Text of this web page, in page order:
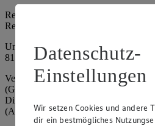
Registergericht: Amtsgericht Ingolstadt
Registernummer: HRA 3325
Umsatzsteuer-Identifikationsnummer
815764015
Vertretungsberechtigte: EDEKA
(Gesellschafter), Claus Hollinger
Dirk Eßmann (Vorstandsmitglied), Leo
(Aufsichtsratsvorsitzender)
Datenschutz-
Einstellungen
Wir setzen Cookies und andere
dir ein bestmögliches